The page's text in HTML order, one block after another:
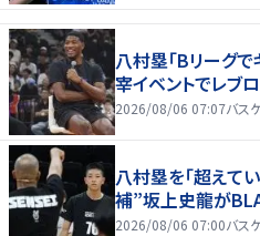
八村塁「Bリーグ
宰イベントでレブ
2026/08/06 07:07バス
八村塁を「超えて
補”坂上史龍が
2026/08/06 07:00バス